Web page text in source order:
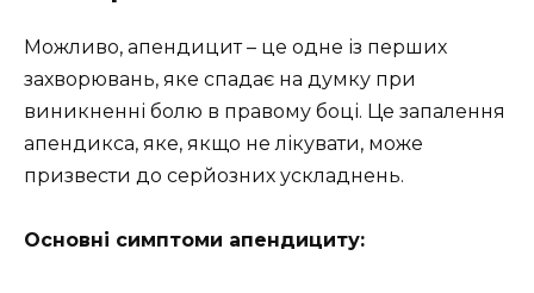
Можливо, апендицит – це одне із перших
захворювань, яке спадає на думку при
виникненні болю в правому боці. Це запалення
апендикса, яке, якщо не лікувати, може
призвести до серйозних ускладнень.
Основні симптоми апендициту: